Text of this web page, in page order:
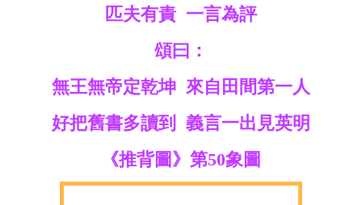
匹夫有責 一言為評
頌曰：
無王無帝定乾坤 來自田間第一人
好把舊書多讀到 義言一出見英明
《推背圖》第50象圖